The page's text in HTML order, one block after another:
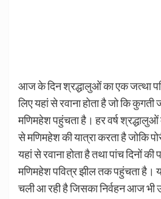
आज के दिन श्रद्धालुओं का एक जत्था
लिए यहां से रवाना होता है जो कि
मणिमहेश पहुंचता है। हर वर्ष
से मणिमहेश की यात्रा करता है जोकि
यहां से रवाना होता है तथा पांच दिनों
मणिमहेश पवित्र झील तक पहुंचता है।
चली आ रही है जिसका निर्वहन आज